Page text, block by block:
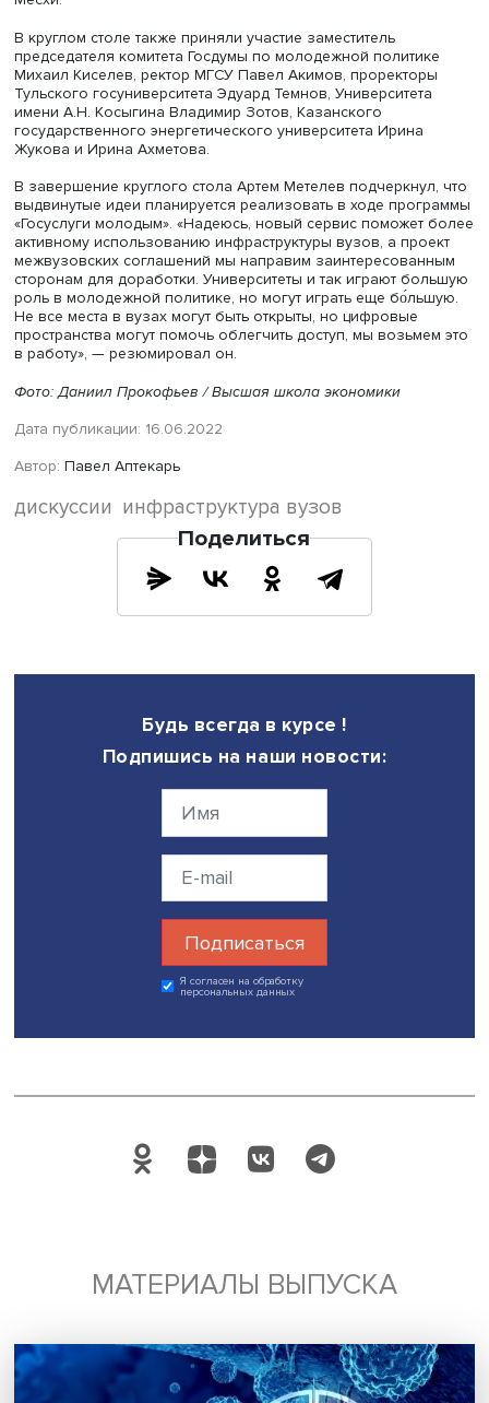
«Университет всегда был центром города, центром
интеллектуальной жизни. Важно, чтобы и сегодня он
башней из слоновой кости», — подчеркнул Дмитрий
Также, полагает он, важно понять, какие формы
недостаточно развиты, обмениваться практиками,
совершенствовать это направление работы.
«Вышка — базовая модель открытого жителям
— прокомментировал слова представителей ВШЭ
Сженов.
Проректор Иркутского госуниверситета путей
Артем Миронов рассказал, что университет подписал
соглашение с рядом вузов региона о совместном
числе бассейна, тренажерных залов. Рощей
спортивная и детская площадки, место для выгула
Ректор Донского государственного технического
в Ростове-на-Дону нет заборов и калиток, жители
работает коворкинг и «Точка кипения». Чтобы упростить
часов. «Единая система доступа к нашим
объектам и мероприятиям была бы очень полезна. Мы
стать пилотной площадкой для создания единой
для учебных заведений региона», — подытожил
В круглом столе также приняли участие заместитель
председателя комитета Госдумы по молодежной
Михаил Киселев, ректор МГСУ Павел Акимов,
Тульского госуниверситета Эдуард Темнов,
имени А.Н. Косыгина Владимир Зотов, Казанского
государственного энергетического университета Ирина
Жукова и Ирина Ахметова.
активному использованию инфраструктуры вузов, а
роль в молодежной политике, но могут играть еще
Не все места в вузах могут быть открыты, но цифровые
Автор:Павел Аптекарь
дискуссии инфраструктура вузов